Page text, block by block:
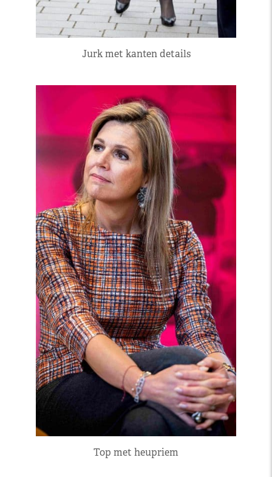
Jurk met kanten details
Top met heupriem